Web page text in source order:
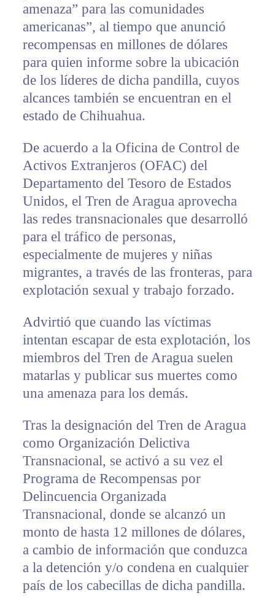
amenaza” para las comunidades
americanas”, al tiempo que anunció
recompensas en millones de dólares
para quien informe sobre la ubicación
de los líderes de dicha pandilla, cuyos
alcances también se encuentran en el
estado de Chihuahua.
De acuerdo a la Oficina de Control de
Activos Extranjeros (OFAC) del
Departamento del Tesoro de Estados
Unidos, el Tren de Aragua aprovecha
las redes transnacionales que desarrolló
para el tráfico de personas,
especialmente de mujeres y niñas
migrantes, a través de las fronteras, para
explotación sexual y trabajo forzado.
Advirtió que cuando las víctimas
intentan escapar de esta explotación, los
miembros del Tren de Aragua suelen
matarlas y publicar sus muertes como
una amenaza para los demás.
Tras la designación del Tren de Aragua
como Organización Delictiva
Transnacional, se activó a su vez el
Programa de Recompensas por
Delincuencia Organizada
Transnacional, donde se alcanzó un
monto de hasta 12 millones de dólares,
a cambio de información que conduzca
a la detención y/o condena en cualquier
país de los cabecillas de dicha pandilla.